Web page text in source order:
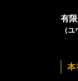
有
（
本